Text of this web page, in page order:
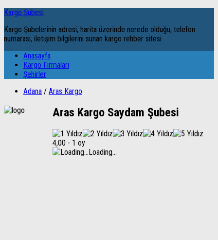
Kargo Şubesi
Kargo Şubelerinin adresi, harita üzerinde nerede olduğu, telefon
numarası, iletişim bilgilerini sunan kargo rehber sitesi
Anasayfa
Kargo Firmaları
Şehirler
Adana / Aras Kargo
Aras Kargo Saydam Şubesi
4,00 - 1 oy
Loading...